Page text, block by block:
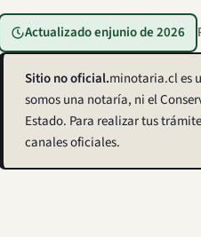
Actualizado enjunio de 2026
Sitio no oficial.minotaria.cl es
somos una notaría, ni el
Estado. Para realizar tus
canales oficiales.